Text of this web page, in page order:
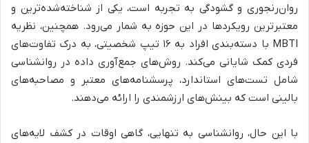
روان‌رنجوری و گشودگی به تجربه است، یکی از شناخته‌شده‌ترین و
معتبرترین رویکردها در این حوزه به شمار می‌رود. همچنین، نظریه
MBTI با دسته‌بندی افراد به ۱۶ تیپ شخصیتی، به درک تفاوت‌های
فردی کمک شایانی می‌کند. روش‌های جمع‌آوری داده در روانشناسی
شامل تست‌های استاندارد، پرسشنامه‌های معتبر و مصاحبه‌های
بالینی است که بینش‌های ارزشمندی را ارائه می‌دهند.
با این حال، روانشناسی به تنهایی، گاهی اوقات در کشف لایه‌های